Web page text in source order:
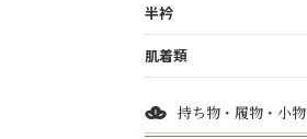
半衿
肌着類
持ち物・履物・小物